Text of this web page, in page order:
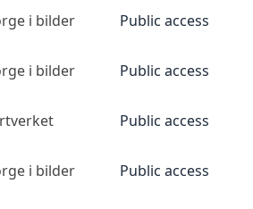
i bilder Public access
i bilder Public access
Public access
i bilder Public access